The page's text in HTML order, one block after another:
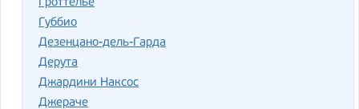
Гроттелье
Губбио
Дезенцано-дель-Гарда
Дерута
Джардини Наксос
Джераче